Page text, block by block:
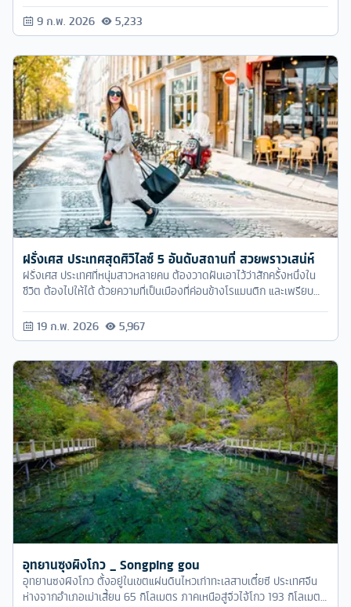
9 ก.พ. 2026 5,233
ฝรั่งเศส ประเทศสุดศิวิไลซ์ 5 อันดับสถานที่ สวยพราวเสน่ห์
ฝรั่งเศส ประเทศที่หนุ่มสาวหลายคน ต้องวาดฝันเอาไว้ว่าสักครั้งหนึ่งใน
ชีวิต ต้องไปให้ได้ ด้วยความที่เป็นเมืองที่ค่อนข้างโรแมนติก และเพรียบ
19 ก.พ. 2026 5,967
อุทยานซุงผิงโกว _ Songping gou
อุทยานซงผิงโกว ตั้งอยู่ในเขตแผ่นดินไหวเก่าทะเลสาบเตี๋ยซี ประเทศจีน
ห่างจากอำเภอเม่าเสี้ยน 65 กิโลเมตร ภาคเหนือสู่จิ่วไจ้โกว 193 กิโลเมตร